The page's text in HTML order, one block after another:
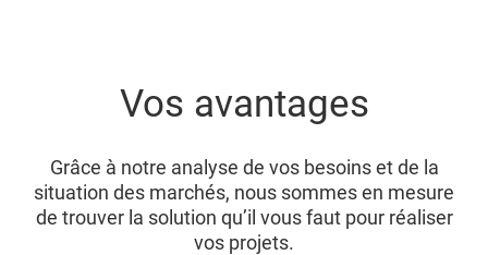
Vos avantages
Grâce à notre analyse de vos besoins et de la
situation des marchés, nous sommes en mesure
de trouver la solution qu’il vous faut pour réaliser
vos projets.